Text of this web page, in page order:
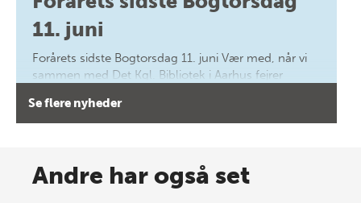
11. juni
Forårets sidste Bogtorsdag 11. juni Vær med, når vi
sammen med Det Kgl. Bibliotek i Aarhus fejrer
Spar op til 70% til sommer-
Se flere nyheder
Andre har også set